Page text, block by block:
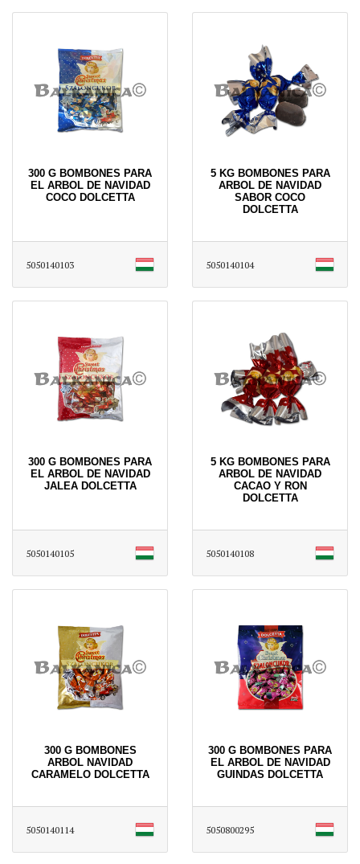
300 G BOMBONES PARA
EL ARBOL DE NAVIDAD
COCO DOLCETTA
5050140103
5 KG BOMBONES PARA
ARBOL DE NAVIDAD
SABOR COCO
DOLCETTA
5050140104
300 G BOMBONES PARA
EL ARBOL DE NAVIDAD
JALEA DOLCETTA
5050140105
5 KG BOMBONES PARA
ARBOL DE NAVIDAD
CACAO Y RON
DOLCETTA
5050140108
300 G BOMBONES
ARBOL NAVIDAD
CARAMELO DOLCETTA
5050140114
300 G BOMBONES PARA
EL ARBOL DE NAVIDAD
GUINDAS DOLCETTA
5050800295